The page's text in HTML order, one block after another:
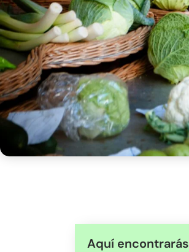
Aquí encontrarás